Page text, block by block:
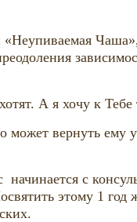
«Неупиваемая
А я хочу к
вернуть ему
с
этому 1